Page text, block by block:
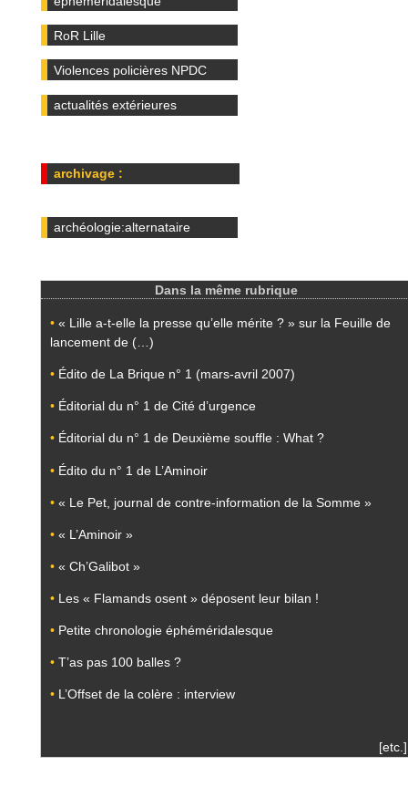
RoR Lille
Violences policières NPDC
actualités extérieures
archivage :
archéologie:alternataire
Dans la même rubrique
• « Lille a-t-elle la presse qu’elle mérite ? » sur la Feuille de
lancement de (…)
• Édito de La Brique n° 1 (mars-avril 2007)
• Éditorial du n° 1 de Cité d’urgence
• Éditorial du n° 1 de Deuxième souffle : What ?
• Édito du n° 1 de L’Aminoir
• « Le Pet, journal de contre-information de la Somme »
• « L’Aminoir »
• « Ch’Galibot »
• Les « Flamands osent » déposent leur bilan !
• Petite chronologie éphéméridalesque
• T’as pas 100 balles ?
• L’Offset de la colère : interview
[etc.]